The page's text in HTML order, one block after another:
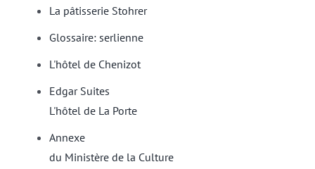
La pâtisserie Stohrer
Glossaire: serlienne
L'hôtel de Chenizot
Edgar Suites
L'hôtel de La Porte
Annexe
du Ministère de la Culture